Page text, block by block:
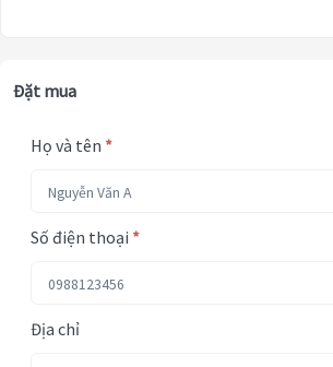
Đặt mua
Họ và tên *
Số điện thoại *
Địa chỉ